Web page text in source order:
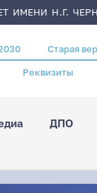
ИМЕНИ Н.Г.
Старая
Реквизиты
ДПО